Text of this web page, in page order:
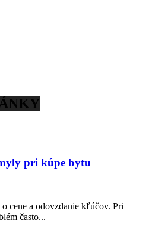
pri kúpe bytu
cene a odovzdanie kľúčov. Pri
často...